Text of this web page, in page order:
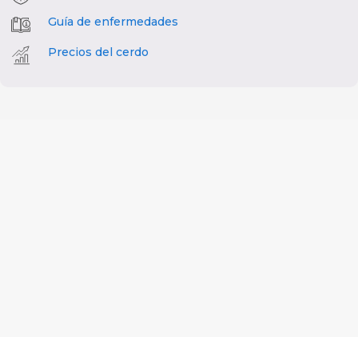
Guía de enfermedades
Precios del cerdo